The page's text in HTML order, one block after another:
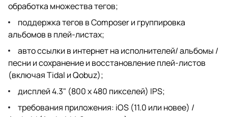
обработка множества тегов;
поддержка тегов в Composer и группировка
альбомов в плей-листах;
авто ссылки в интернет на исполнителей/ альбомы /
песни и сохранение и восстановление плей-листов
(включая Tidal и Qobuz);
дисплей 4.3" (800 x 480 пикселей) IPS;
требования приложения: iOS (11.0 или новее) /